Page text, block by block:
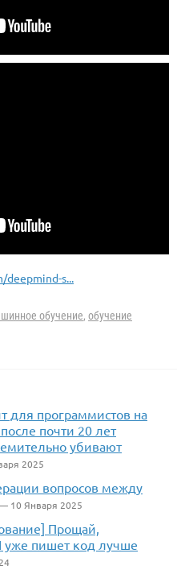
s...
обучение, обучение
для программистов на
почти 20 лет
убивают
2025
вопросов между
10 Января 2025
Прощай,
уже пишет код лучше